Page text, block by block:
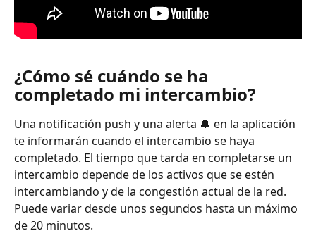
¿Cómo sé cuándo se ha
completado mi intercambio?
Una notificación push y una alerta 🔔 en la aplicación
te informarán cuando el intercambio se haya
completado. El tiempo que tarda en completarse un
intercambio depende de los activos que se estén
intercambiando y de la congestión actual de la red.
Puede variar desde unos segundos hasta un máximo
de 20 minutos.